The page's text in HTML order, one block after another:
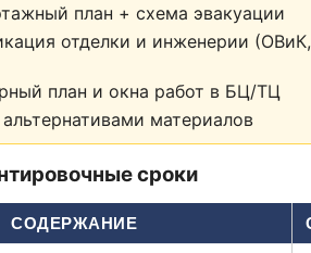
план + схема эвакуации
отделки и инженерии
план и окна работ в БЦ/ТЦ
материалов
сроки
СОДЕРЖАНИЕ